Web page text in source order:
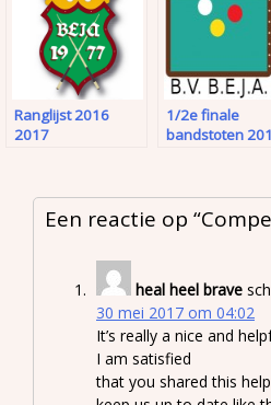
Ranglijst 2016
2017
1/2e finale
bandstoten
Een reactie op “
heal heel brave
30 mei 2017 om 04:02
It’s really a nice and
I am satisfied
that you shared this